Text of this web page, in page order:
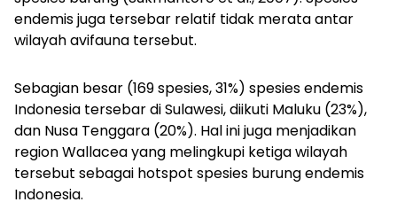
endemis juga tersebar relatif tidak merata antar
wilayah avifauna tersebut.
Sebagian besar (169 spesies, 31%) spesies endemis
Indonesia tersebar di Sulawesi, diikuti Maluku (23%),
dan Nusa Tenggara (20%). Hal ini juga menjadikan
region Wallacea yang melingkupi ketiga wilayah
tersebut sebagai hotspot spesies burung endemis
Indonesia.